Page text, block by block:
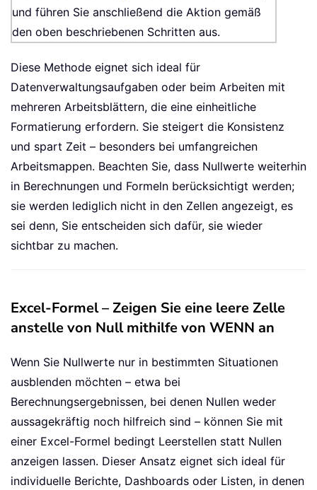
und führen Sie anschließend die Aktion gemäß
den oben beschriebenen Schritten aus.
Diese Methode eignet sich ideal für
Datenverwaltungsaufgaben oder beim Arbeiten mit
mehreren Arbeitsblättern, die eine einheitliche
Formatierung erfordern. Sie steigert die Konsistenz
und spart Zeit – besonders bei umfangreichen
Arbeitsmappen. Beachten Sie, dass Nullwerte weiterhin
in Berechnungen und Formeln berücksichtigt werden;
sie werden lediglich nicht in den Zellen angezeigt, es
sei denn, Sie entscheiden sich dafür, sie wieder
sichtbar zu machen.
Excel-Formel – Zeigen Sie eine leere Zelle
anstelle von Null mithilfe von WENN an
Wenn Sie Nullwerte nur in bestimmten Situationen
ausblenden möchten – etwa bei
Berechnungsergebnissen, bei denen Nullen weder
aussagekräftig noch hilfreich sind – können Sie mit
einer Excel-Formel bedingt Leerstellen statt Nullen
anzeigen lassen. Dieser Ansatz eignet sich ideal für
individuelle Berichte, Dashboards oder Listen, in denen